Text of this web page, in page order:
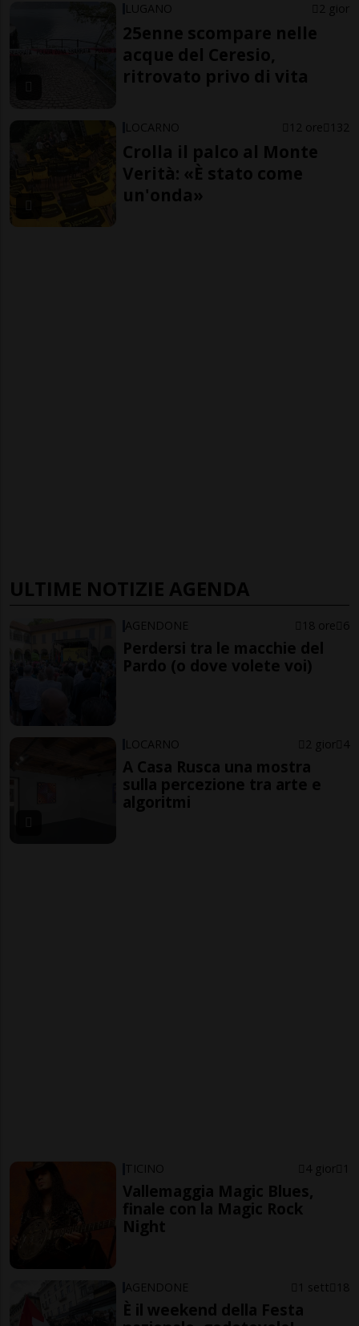
LUGANO 2 gior
25enne scompare nelle
acque del Ceresio,
ritrovato privo di vita
LOCARNO 12 ore 132
Crolla il palco al Monte
Verità: «È stato come
un'onda»
ULTIME NOTIZIE AGENDA
AGENDONE 18 ore 6
Perdersi tra le macchie del
Pardo (o dove volete voi)
LOCARNO 2 gior 4
A Casa Rusca una mostra
sulla percezione tra arte e
algoritmi
TICINO 4 gior 1
Vallemaggia Magic Blues,
finale con la Magic Rock
Night
AGENDONE 1 sett 18
È il weekend della Festa